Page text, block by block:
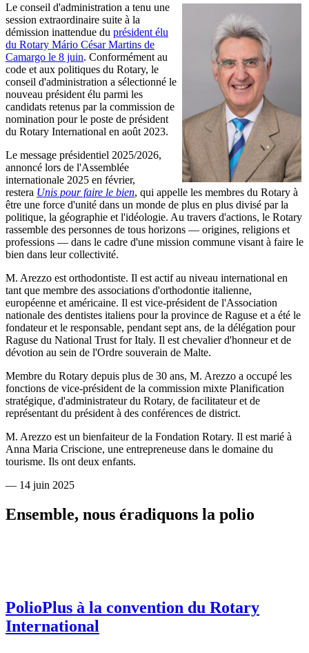
Le conseil d'administration a tenu une
session extraordinaire suite à la
démission inattendue du président élu
du Rotary Mário César Martins de
Camargo le 8 juin. Conformément au
code et aux politiques du Rotary, le
conseil d'administration a sélectionné le
nouveau président élu parmi les
candidats retenus par la commission de
nomination pour le poste de président
du Rotary International en août 2023.
Le message présidentiel 2025/2026,
annoncé lors de l'Assemblée
internationale 2025 en février,
restera Unis pour faire le bien, qui appelle les membres du Rotary à
être une force d'unité dans un monde de plus en plus divisé par la
politique, la géographie et l'idéologie. Au travers d'actions, le Rotary
rassemble des personnes de tous horizons — origines, religions et
professions — dans le cadre d'une mission commune visant à faire le
bien dans leur collectivité.
M. Arezzo est orthodontiste. Il est actif au niveau international en
tant que membre des associations d'orthodontie italienne,
européenne et américaine. Il est vice-président de l'Association
nationale des dentistes italiens pour la province de Raguse et a été le
fondateur et le responsable, pendant sept ans, de la délégation pour
Raguse du National Trust for Italy. Il est chevalier d'honneur et de
dévotion au sein de l'Ordre souverain de Malte.
Membre du Rotary depuis plus de 30 ans, M. Arezzo a occupé les
fonctions de vice-président de la commission mixte Planification
stratégique, d'administrateur du Rotary, de facilitateur et de
représentant du président à des conférences de district.
M. Arezzo est un bienfaiteur de la Fondation Rotary. Il est marié à
Anna Maria Criscione, une entrepreneuse dans le domaine du
tourisme. Ils ont deux enfants.
— 14 juin 2025
Ensemble, nous éradiquons la polio
PolioPlus à la convention du Rotary
International